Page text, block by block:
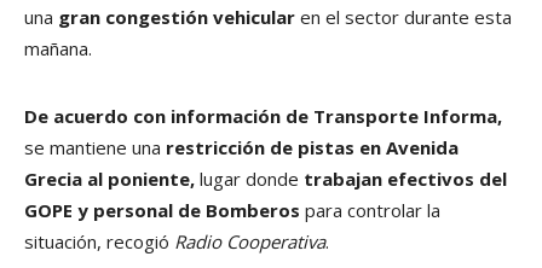
una gran congestión vehicular en el sector durante esta
mañana.
De acuerdo con información de Transporte Informa,
se mantiene una restricción de pistas en Avenida
Grecia al poniente, lugar donde trabajan efectivos del
GOPE y personal de Bomberos para controlar la
situación, recogió Radio Cooperativa.